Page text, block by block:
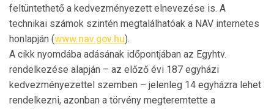
feltüntethető a kedvezményezett elnevezése is. A
technikai számok szintén megtalálhatóak a NAV internetes
honlapján (www.nav.gov.hu).
A cikk nyomdába adásának időpontjában az Egyhtv.
rendelkezése alapján – az előző évi 187 egyházi
kedvezményezettel szemben – jelenleg 14 egyházra lehet
rendelkezni, azonban a törvény megteremtette a